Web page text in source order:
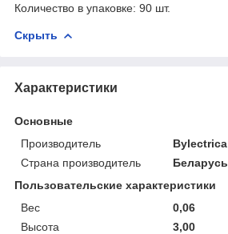
Количество в упаковке: 90 шт.
Скрыть
Характеристики
Основные
Производитель
Bylectrica
Страна производитель
Беларусь
Пользовательские характеристики
Вес
0,06
Высота
3,00